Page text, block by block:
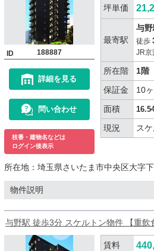
ID 188887
詳細を見る
問い合わせ
枝番・建物名などは
ログイン後表示
坪単価
最寄駅
与野
徒歩
JR京
所在階
1階
保証金
10
面積
現況 ス
所在地： 埼玉県さいたま市中央区大字
物件説明
与野駅 徒歩3分 スケルトン物件 【重飲
賃料